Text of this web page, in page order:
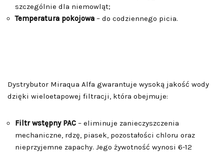
szczególnie dla niemowląt;
Temperatura pokojowa – do codziennego picia.
Dystrybutor Miraqua Alfa gwarantuje wysoką jakość wody
dzięki wieloetapowej filtracji, która obejmuje:
Filtr wstępny PAC – eliminuje zanieczyszczenia
mechaniczne, rdzę, piasek, pozostałości chloru oraz
nieprzyjemne zapachy. Jego żywotność wynosi 6-12